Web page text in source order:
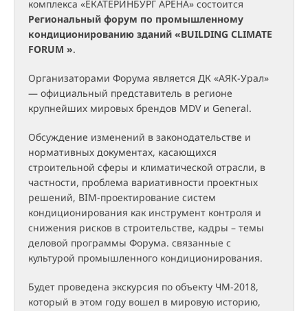
комплекса «ЕКАТЕРИНБУРГ АРЕНА» состоится
Региональный форум по промышленному
кондиционированию зданий «BUILDING CLIMATE
FORUM ».
Организаторами Форума является ДК «АЯК-Урал»
— официальный представитель в регионе
крупнейших мировых брендов MDV и General.
Обсуждение изменений в законодательстве и
нормативных документах, касающихся
строительной сферы и климатической отрасли, в
частности, проблема вариативности проектных
решений, BIM-проектирование систем
кондиционирования как инструмент контроля и
снижения рисков в строительстве, кадры – темы
деловой программы Форума. связанные с
культурой промышленного кондиционирования.
Будет проведена экскурсия по объекту ЧМ-2018,
который в этом году вошел в мировую историю,